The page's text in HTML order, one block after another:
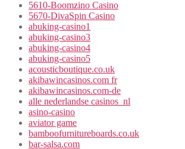
5610-Boomzino Casino
5670-DivaSpin Casino
abuking-casino1
abuking-casino3
abuking-casino4
abuking-casino5
acousticboutique.co.uk
akibawincasinos.com fr
akibawincasinos.com-de
alle nederlandse casinos_nl
asino-casino
aviator game
bamboofurnitureboards.co.uk
bar-salsa.com